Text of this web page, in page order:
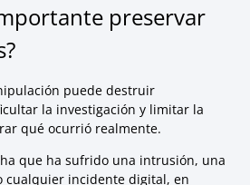
preservar
puede destruir
la investigación y limitar la
qué ocurrió realmente.
que ha sufrido una intrusión, una
cualquier incidente digital, en